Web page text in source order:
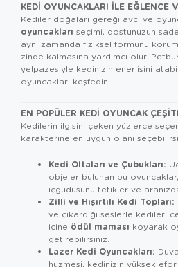
KEDI OYUNCAKLARI ILE EĞLENCE
Kediler doğaları gereği avcı ve
oyuncakları seçimi, dostunuzun
aynı zamanda fiziksel formunu
zinde kalmasına yardımcı olur.
yelpazesiyle kedinizin enerjisini
oyuncakları keşfedin!
EN POPÜLER KEDI OYUNCAK
Kedilerin ilgisini çeken yüzlerce
karakterine en uygun olanı
Kedi Oltaları ve Çubukları:
objeler bulunan bu oyuncaklar,
içgüdüsünü tetikler ve
Zilli ve Hışırtılı Kedi Topları:
ve çıkardığı seslerle kedileri
içine ödül maması koyarak
getirebilirsiniz.
Lazer Kedi Oyuncakları:
huzmesi, kedinizin yüksek